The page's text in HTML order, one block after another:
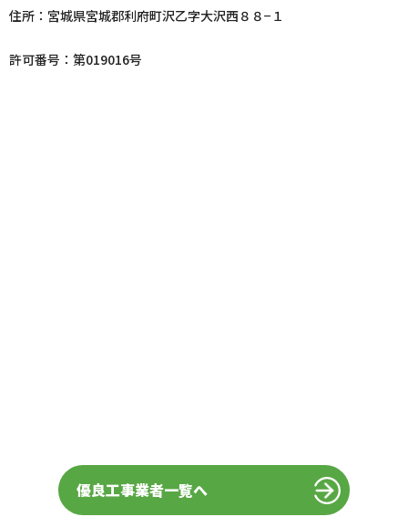
住所：宮城県宮城郡利府町沢乙字大沢西８８−１
許可番号：第019016号
優良工事業者一覧へ